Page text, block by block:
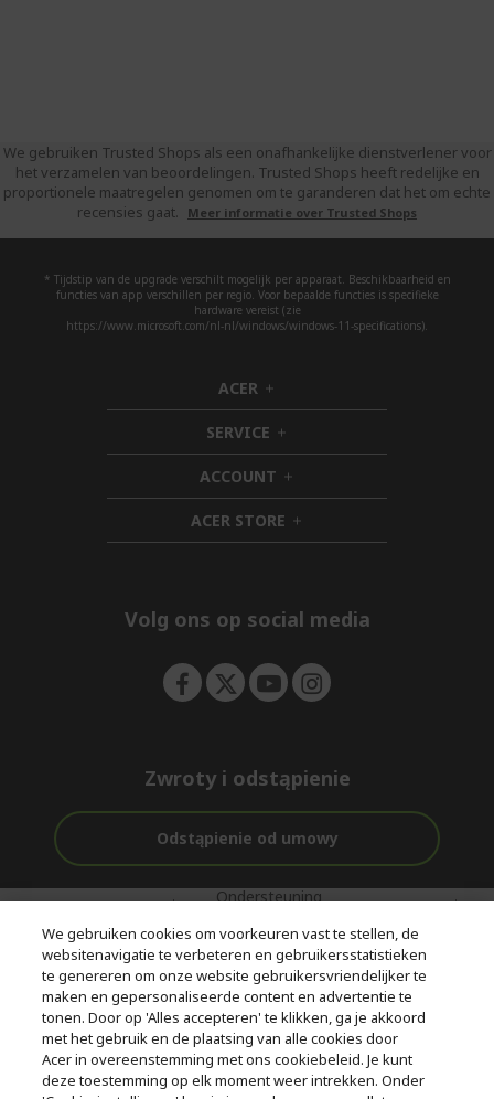
We gebruiken Trusted Shops als een onafhankelijke dienstverlener voor
het verzamelen van beoordelingen. Trusted Shops heeft redelijke en
proportionele maatregelen genomen om te garanderen dat het om echte
recensies gaat.
Meer informatie over Trusted Shops
* Tijdstip van de upgrade verschilt mogelijk per apparaat. Beschikbaarheid en
functies van app verschillen per regio. Voor bepaalde functies is specifieke
hardware vereist (zie
https://www.microsoft.com/nl-nl/windows/windows-11-specifications).
ACER h
i
d
d
e
n
SERVICE h
i
d
d
e
n
ACCOUNT h
i
d
d
ACER STORE h
i
e
Volg ons op social media
Zwroty i odstąpienie
Odstąpienie od umowy
Gratis
bezorging
Ondersteuning
aankoop
Met 0%
Rente
© 2026 Acer Inc.
CPYou BV is de erkende reseller van de producten en diensten die
in deze winkel worden aangeboden.
We gebruiken cookies om voorkeuren vast te stellen, de
websitenavigatie te verbeteren en gebruikersstatistieken
te genereren om onze website gebruikersvriendelijker te
maken en gepersonaliseerde content en advertentie te
tonen. Door op 'Alles accepteren' te klikken, ga je akkoord
met het gebruik en de plaatsing van alle cookies door
Acer in overeenstemming met ons cookiebeleid. Je kunt
deze toestemming op elk moment weer intrekken. Onder